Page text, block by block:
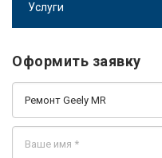
Услуги
Оформить заявку